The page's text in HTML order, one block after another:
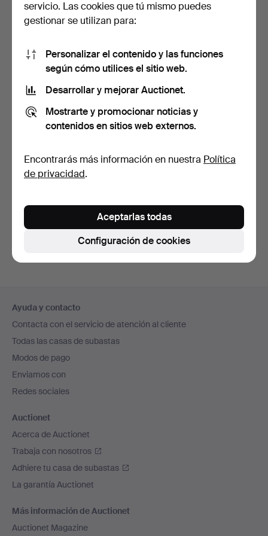
LÁMPARAS DE PIE, un par
en metal dorado, s…
32 USD
LÁMPARA DE PIE,
"Trevisio", diseño de Roge…
3 días
127 USD
También puedes buscar ennuestro archivo de
subastas concluidas.
en
el
pie
de
página
Ayuda y contacto
Contacta con el servicio de atención al cliente
Todas las casas de subastas
Modos de pago
Enviamos con
Redes sociales
Auctionet
Acerca de Auctionet
Trabaja con nosotros
Adhiere tu casa de subastas
La garantía Auctionet
Más información de Auctionet
Auctionet Magazine
servicio. Las cookies que tú mismo puedes
gestionar se utilizan para:
Personalizar el contenido y las funciones
según cómo utilices el sitio web.
Desarrollar y mejorar Auctionet.
Mostrarte y promocionar noticias y
contenidos en sitios web externos.
Encontrarás más información en nuestra Política
de privacidad.
Configuración de cookies
Aceptarlas todas